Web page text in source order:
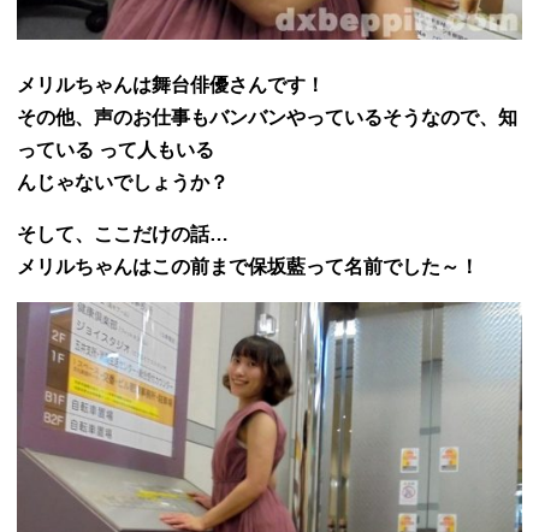
メリルちゃんは舞台俳優さんです！
その他、声のお仕事もバンバンやっているそうなので、知
っている って人もいる
んじゃないでしょうか？
そして、ここだけの話…
メリルちゃんはこの前まで保坂藍って名前でした～！